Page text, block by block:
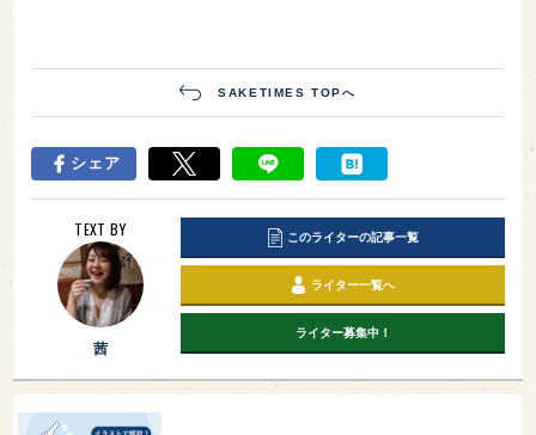
SAKETIMES TOPへ
シェア
TEXT BY
茜
このライターの記事一覧
ライター一覧へ
ライター募集中！